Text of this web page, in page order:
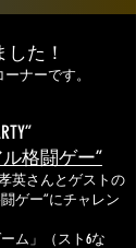
た！
ナーです。
ル格闘ゲー”
英さんとゲストの
ゲー”にチャレン
ム」（スト6な